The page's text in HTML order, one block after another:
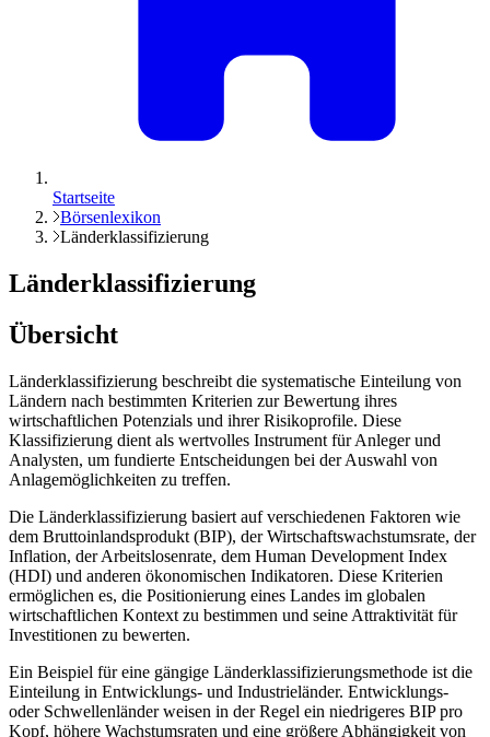
Startseite
Börsenlexikon
Länderklassifizierung
Länderklassifizierung
Übersicht
Länderklassifizierung beschreibt die systematische Einteilung von
Ländern nach bestimmten Kriterien zur Bewertung ihres
wirtschaftlichen Potenzials und ihrer Risikoprofile. Diese
Klassifizierung dient als wertvolles Instrument für Anleger und
Analysten, um fundierte Entscheidungen bei der Auswahl von
Anlagemöglichkeiten zu treffen.
Die Länderklassifizierung basiert auf verschiedenen Faktoren wie
dem Bruttoinlandsprodukt (BIP), der Wirtschaftswachstumsrate, der
Inflation, der Arbeitslosenrate, dem Human Development Index
(HDI) und anderen ökonomischen Indikatoren. Diese Kriterien
ermöglichen es, die Positionierung eines Landes im globalen
wirtschaftlichen Kontext zu bestimmen und seine Attraktivität für
Investitionen zu bewerten.
Ein Beispiel für eine gängige Länderklassifizierungsmethode ist die
Einteilung in Entwicklungs- und Industrieländer. Entwicklungs-
oder Schwellenländer weisen in der Regel ein niedrigeres BIP pro
Kopf, höhere Wachstumsraten und eine größere Abhängigkeit von